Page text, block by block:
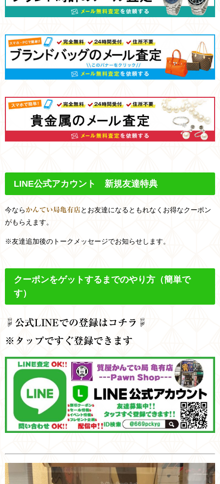
LINE公式アカウント 新規友達特典
今なら かんてい局亀有店 とお友達になるともれなくお得なクーポン
がもらえます。
※友達追加後のトークメッセージでお知らせします。
クーポンをゲットするまでのやり方 （簡単で
す）
☟公式LINEでの登録はコチラ☟
※タップですぐ登録できます